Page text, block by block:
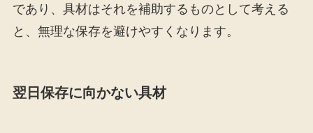
であり、具材はそれを補助するものとして考える
と、無理な保存を避けやすくなります。
翌日保存に向かない具材